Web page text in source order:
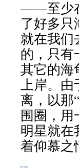
——至少
了好多
就在我
的，只
其它的海
上岸。由
离，以那
围圈，用
明星就在
着仰慕之